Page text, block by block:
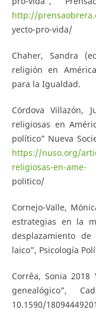
http://
yecto-pro-vida/
Chaher, Sandra
religión en
para la Igualdad.
Córdova Villazón,
religiosas en
político” Nueva
https://nuso.org/
religiosas-en-ame-
politico/
Cornejo-Valle,
estrategias en la
desplazamiento
laico”, Psicología
Corrêa, Sonia 2018
genealógico”,
10.1590/